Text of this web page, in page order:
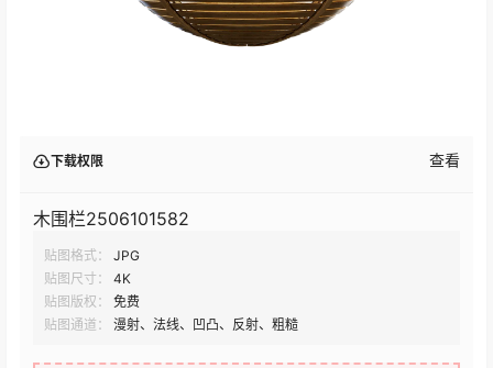
下载权限 查看
木围栏2506101582
贴图格式：
JPG
贴图尺寸：
4K
贴图版权：
免费
贴图通道：
漫射、法线、凹凸、反射、粗糙